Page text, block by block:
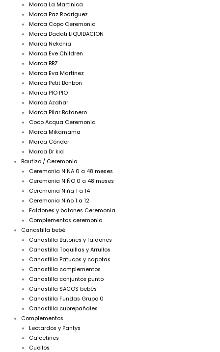
Marca La Martinica
Marca Paz Rodriguez
Marca Copo Ceremonia
Marca Dadati LIQUIDACION
Marca Nekenia
Marca Eve Children
Marca BBZ
Marca Eva Martinez
Marca Petit Bonbon
Marca PIO PIO
Marca Azahar
Marca Pilar Batanero
Coco Acqua Ceremonia
Marca Mikamama
Marca Cóndor
Marca Dr kid
Bautizo / Ceremonia
Ceremonia NIÑA 0 a 48 meses
Ceremonia NIÑO 0 a 48 meses
Ceremonia Niña 1 a 14
Ceremonia Niño 1 a 12
Faldones y batones Ceremonia
Complementos ceremonia
Canastilla bebé
Canastilla Batones y faldones
Canastilla Toquillas y Arrullos
Canastilla Patucos y capotas
Canastilla complementos
Canastilla conjuntos punto
Canastilla SACOS bebés
Canastilla Fundas Grupo 0
Canastilla cubrepañales
Complementos
Leotardos y Pantys
Calcetines
Cuellos